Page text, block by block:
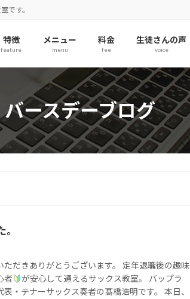
です。
特徴
feature
メニュー
menu
料金
fee
生徒さんの声
voice
バースデーブログ
ただきありがとうございます。 定年退職後の趣味
者
が安心して通えるサックス教室。 バップラ
・テナーサックス奏者の髙橋浩明です。 本日、